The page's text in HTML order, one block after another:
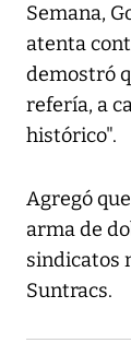
Semana,
atenta
demostró
refería, a
histórico".
Agregó
arma de
sindicatos
Suntracs.